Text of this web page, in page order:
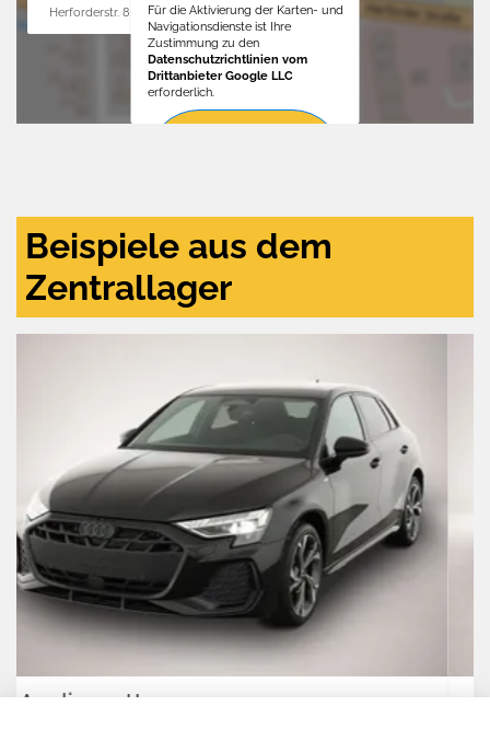
Herforderstr. 81, 32657 LemgoFür die Aktivierung der Karten- und
Navigationsdienste ist Ihre
Zustimmung zu den
Datenschutzrichtlinien vom
Drittanbieter Google LLC
erforderlich.
Beispiele aus dem
Zentrallager
Seat Ibiza